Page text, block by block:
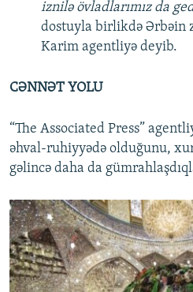
iznilə övladlarımız da
dostuyla birlikdə Ərbəin
Karim agentliyə deyib.
CƏNNƏT YOLU
“The Associated Press”
əhval-ruhiyyədə olduğunu,
gəlincə daha da